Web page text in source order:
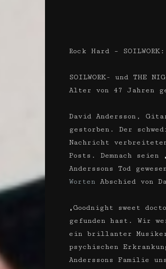
Rock Hard –
SOILWORK- und THE
Alter von 47 Jahren
David Andersson,
gestorben. Der
Nachricht
Posts. Demnach
Anderssons Tod
Worten Abschied von
„Goodnight sweet
gefunden hast. Wir
ein brillanter
psychischen
Anderssons Familie